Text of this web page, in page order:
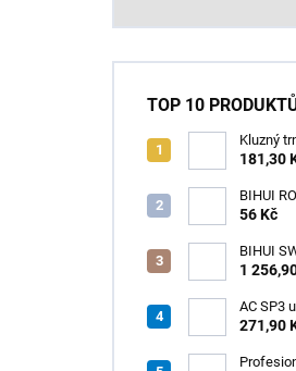
TOP 10
181,30
BIHUI
1–13
56 Kč
BIHUI
boxu
1
AC SP3
271,90